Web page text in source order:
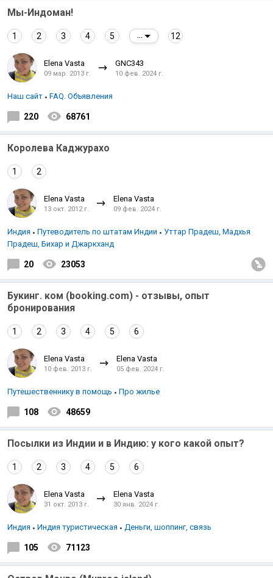
Мы-Индоман!
1 2 3 4 5 12
Elena Vasta
09 мар. 2013 г.
GNC343
10 фев. 2024 г.
Наш сайт FAQ. Объявления
220 68761
Королева Каджурахо
1 2
Elena Vasta
13 окт. 2012 г.
Elena Vasta
09 фев. 2024 г.
Индия Путеводитель по штатам Индии
Уттар Прадеш, Мадхья
Прадеш, Бихар и Джаркханд
20 23053
Букинг. ком (booking.com) - отзывы, опыт
бронирования
1 2 3 4 5 6
Elena Vasta
10 фев. 2013 г.
Elena Vasta
05 фев. 2024 г.
Путешественнику в помощь Про жилье
108 48659
Посылки из Индии и в Индию: у кого какой опыт?
1 2 3 4 5 6
Elena Vasta
31 окт. 2013 г.
Elena Vasta
30 янв. 2024 г.
Индия Индия туристическая Деньги, шоппинг, связь
105 71123